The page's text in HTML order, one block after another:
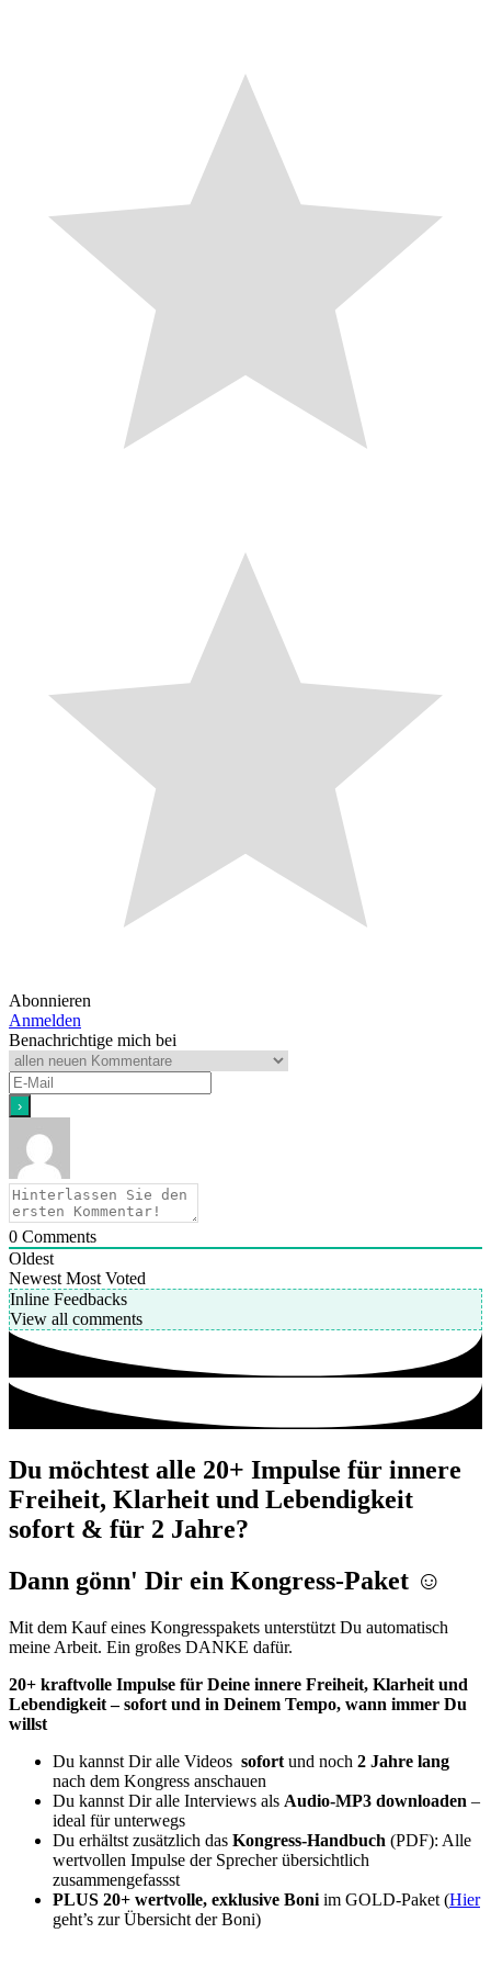
Abonnieren
Anmelden
Benachrichtige mich bei
0 Comments
Oldest
Newest Most Voted
Inline Feedbacks
View all comments
Du möchtest alle 20+ Impulse für innere
Freiheit, Klarheit und Lebendigkeit
sofort & für 2 Jahre?
Dann gönn' Dir ein Kongress-Paket ☺️
Mit dem Kauf eines Kongresspakets unterstützt Du automatisch
meine Arbeit. Ein großes DANKE dafür.
20+ kraftvolle Impulse für Deine innere Freiheit, Klarheit und
Lebendigkeit – sofort und in Deinem Tempo, wann immer Du
willst
Du kannst Dir alle Videos sofort und noch 2 Jahre lang
nach dem Kongress anschauen
Du kannst Dir alle Interviews als Audio-MP3 downloaden –
ideal für unterwegs
Du erhältst zusätzlich das Kongress-Handbuch (PDF): Alle
wertvollen Impulse der Sprecher übersichtlich
zusammengefassst
PLUS 20+ wertvolle, exklusive Boni im GOLD-Paket (Hier
geht’s zur Übersicht der Boni)